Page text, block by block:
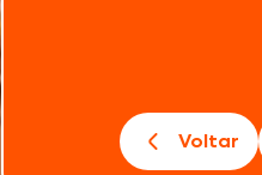
Voltar